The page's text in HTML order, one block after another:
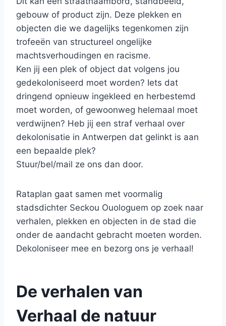
gebouw of product zijn. Deze plekken en
objecten die we dagelijks tegenkomen zijn
trofeeën van structureel ongelijke
machtsverhoudingen en racisme.
Ken jij een plek of object dat volgens jou
gedekoloniseerd moet worden? Iets dat
dringend opnieuw ingekleed en herbestemd
moet worden, of gewoonweg helemaal moet
verdwijnen? Heb jij een straf verhaal over
dekolonisatie in Antwerpen dat gelinkt is aan
een bepaalde plek?
Stuur/bel/mail ze ons dan door.
Rataplan gaat samen met voormalig
stadsdichter Seckou Ouologuem op zoek naar
verhalen, plekken en objecten in de stad die
onder de aandacht gebracht moeten worden.
Dekoloniseer mee en bezorg ons je verhaal!
De verhalen van
Verhaal de natuur